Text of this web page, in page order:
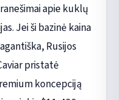
apie kuklų
Jei ši bazinė kaina
Rusijos
pristatė
koncepciją